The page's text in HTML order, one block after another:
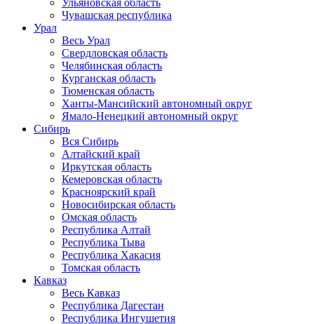
Ульяновская область
Чувашская республика
Урал
Весь Урал
Свердловская область
Челябинская область
Курганская область
Тюменская область
Ханты-Мансийский автономный округ
Ямало-Ненецкий автономный округ
Сибирь
Вся Сибирь
Алтайский край
Иркутская область
Кемеровская область
Красноярский край
Новосибирская область
Омская область
Республика Алтай
Республика Тыва
Республика Хакасия
Томская область
Кавказ
Весь Кавказ
Республика Дагестан
Республика Ингушетия